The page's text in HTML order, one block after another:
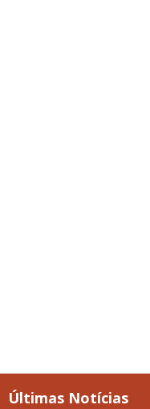
Últimas Notícias